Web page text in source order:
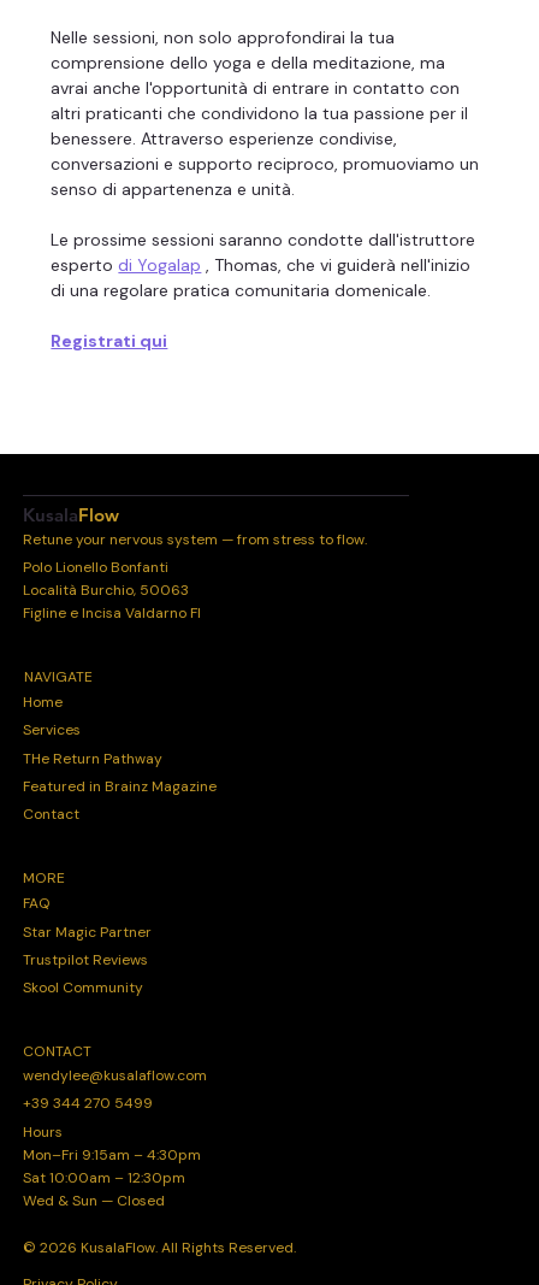
Nelle sessioni, non solo approfondirai la tua
comprensione dello yoga e della meditazione, ma
avrai anche l'opportunità di entrare in contatto con
altri praticanti che condividono la tua passione per il
benessere. Attraverso esperienze condivise,
conversazioni e supporto reciproco, promuoviamo un
senso di appartenenza e unità.
Le prossime sessioni saranno condotte dall'istruttore
esperto di Yogalap , Thomas, che vi guiderà nell'inizio
di una regolare pratica comunitaria domenicale.
Registrati qui
KusalaFlow
Retune your nervous system — from stress to flow.
Polo Lionello Bonfanti
Località Burchio, 50063
Figline e Incisa Valdarno FI
NAVIGATE
Home
Services
THe Return Pathway
Featured in Brainz Magazine
Contact
MORE
FAQ
Star Magic Partner
Trustpilot Reviews
Skool Community
CONTACT
wendylee@kusalaflow.com
+39 344 270 5499
Hours
Mon–Fri 9:15am – 4:30pm
Sat 10:00am – 12:30pm
Wed & Sun — Closed
© 2026 KusalaFlow. All Rights Reserved.